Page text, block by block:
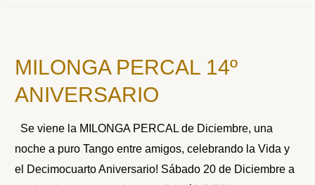
MILONGA PERCAL 14º
ANIVERSARIO
Se viene la MILONGA PERCAL de Diciembre, una
noche a puro Tango entre amigos, celebrando la Vida y
el Decimocuarto Aniversario! Sábado 20 de Diciembre a